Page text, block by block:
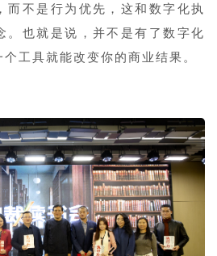
而不是行为优先，这和数字化执
。也就是说，并不是有了数字化
工具就能改变你的商业结果。